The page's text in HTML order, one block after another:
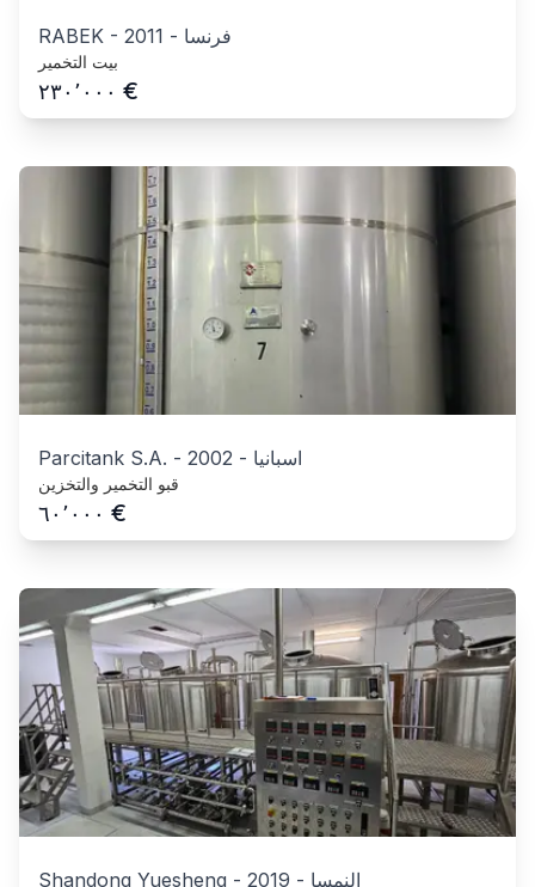
RABEK - 2011 - فرنسا
بيت التخمير
٢٣٠٬٠٠٠ €
Parcitank S.A. - 2002 - اسبانيا
قبو التخمير والتخزين
٦٠٬٠٠٠ €
Shandong Yuesheng - 2019 - النمسا